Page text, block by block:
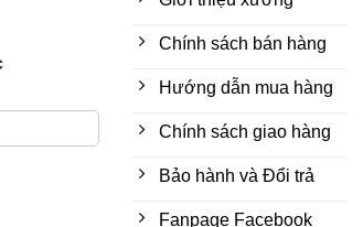
Chính sách bán hàng
Hướng dẫn mua hàng
Chính sách giao hàng
Bảo hành và Đổi trả
Fanpage Facebook